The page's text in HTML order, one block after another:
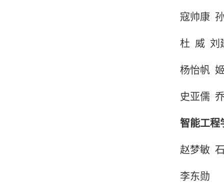
寇帅康
杜 威 刘
杨怡帆
史亚儒
智能工程
赵梦敏
李东勋